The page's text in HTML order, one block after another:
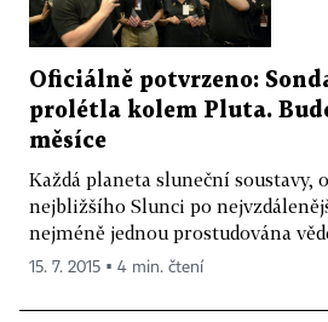
Oficiálně potvrzeno:
prolétla kolem Pluta.
měsíce
Každá planeta sluneční soustavy,
nejbližšího Slunci po
nejméně jednou prostudována
15. 7. 2015 ▪ 4 min. čtení